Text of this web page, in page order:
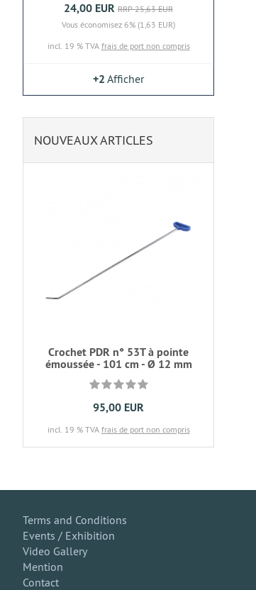
24,00 EUR RRP 25,63 EUR
Vous économisez 6% (1,63 EUR)
incl. 19 % TVA frais de port non compris
+2 Afficher
NOUVEAUX ARTICLES
Crochet PDR n° 53T à pointe
émoussée - 101 cm - Ø 12 mm
95,00 EUR
incl. 19 % TVA frais de port non compris
Terms and Conditions
Events / Exhibition
Video Gallery
Mention
Contact